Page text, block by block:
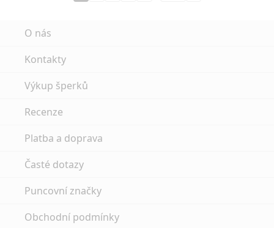
O nás
Kontakty
Výkup šperků
Recenze
Platba a doprava
Časté dotazy
Puncovní značky
Obchodní podmínky